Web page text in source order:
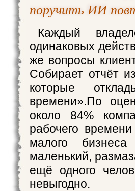
поручить ИИ
Каждый
одинаковых
же вопросы
Собирает отчёт
которые
времени».По
около 84%
рабочего
малого
маленький,
ещё одного
невыгодно.